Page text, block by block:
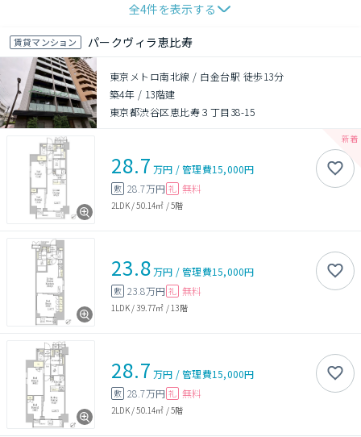
全4件を表示する
賃貸マンション パークヴィラ恵比寿
東京メトロ南北線 / 白金台駅 徒歩13分
築4年 / 13階建
東京都渋谷区恵比寿３丁目38-15
28.7 万円 /管理費15,000円
敷 28.7万円 礼 無料
2LDK/50.14㎡ /5階
23.8万円 /管理費15,000円
敷 23.8万円 礼 無料
1LDK/39.77㎡ / 13階
28.7 万円 /管理費15,000円
敷 28.7万円 礼 無料
2LDK/50.14㎡ /5階